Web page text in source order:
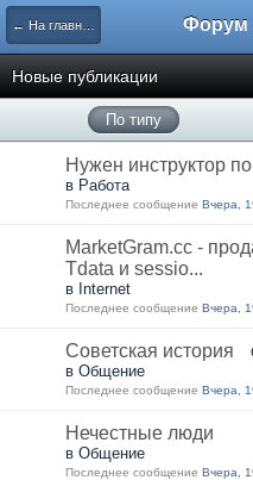
← На главную
Новые публикации
По типу
Нужен инструктор
в Работа
Последнее сообщение Вчера,
MarketGram.cc -
Tdata и sessio...
в Internet
Последнее сообщение Вчера,
Советская история
в Общение
Последнее сообщение Вчера,
Нечестные люди
в Общение
Последнее сообщение Вчера,